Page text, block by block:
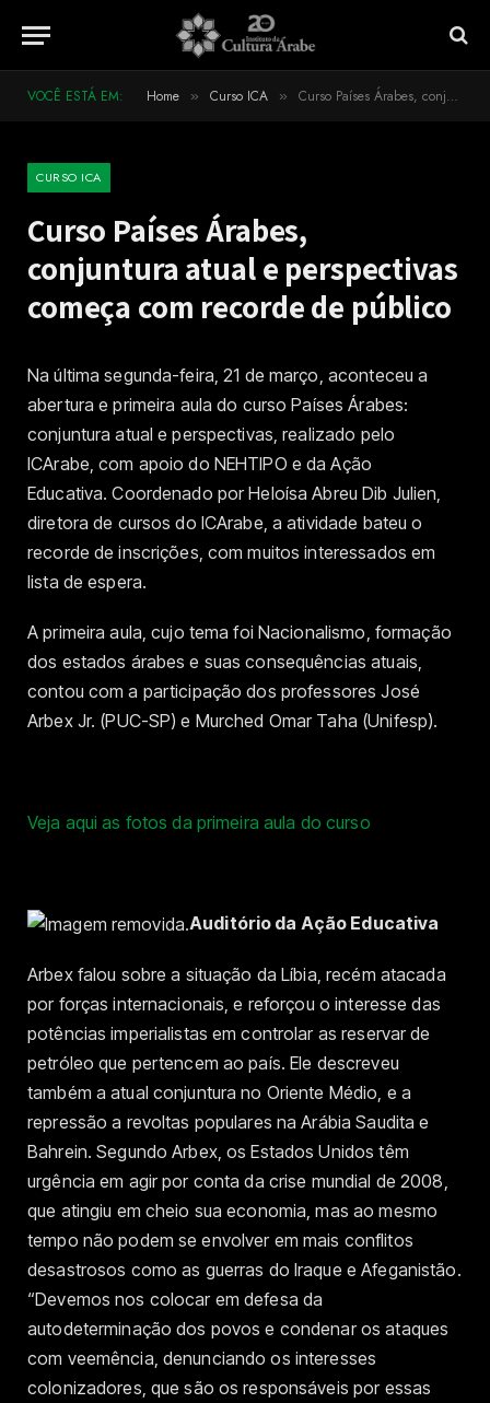
VOCÊ ESTÁ EM: Home » Curso ICA » Curso Países Árabes, conjuntura atual e perspectivas começa com recorde de público
CURSO ICA
Curso Países Árabes,
conjuntura atual e perspectivas
começa com recorde de público
Na última segunda-feira, 21 de março, aconteceu a
abertura e primeira aula do curso Países Árabes:
conjuntura atual e perspectivas, realizado pelo
ICArabe, com apoio do NEHTIPO e da Ação
Educativa. Coordenado por Heloísa Abreu Dib Julien,
diretora de cursos do ICArabe, a atividade bateu o
recorde de inscrições, com muitos interessados em
lista de espera.
A primeira aula, cujo tema foi Nacionalismo, formação
dos estados árabes e suas consequências atuais,
contou com a participação dos professores José
Arbex Jr. (PUC-SP) e Murched Omar Taha (Unifesp).
Veja aqui as fotos da primeira aula do curso
Auditório da Ação Educativa
Arbex falou sobre a situação da Líbia, recém atacada
por forças internacionais, e reforçou o interesse das
potências imperialistas em controlar as reservar de
petróleo que pertencem ao país. Ele descreveu
também a atual conjuntura no Oriente Médio, e a
repressão a revoltas populares na Arábia Saudita e
Bahrein. Segundo Arbex, os Estados Unidos têm
urgência em agir por conta da crise mundial de 2008,
que atingiu em cheio sua economia, mas ao mesmo
tempo não podem se envolver em mais conflitos
desastrosos como as guerras do Iraque e Afeganistão.
“Devemos nos colocar em defesa da
autodeterminação dos povos e condenar os ataques
com veemência, denunciando os interesses
colonizadores, que são os responsáveis por essas